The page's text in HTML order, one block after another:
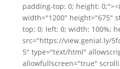
padding-top: 0; height:
width="1200" height="675"
top: 0; left: 0; width: 100%;
src="https://view.genial.ly/
5" type="text/html"
allowfullscreen="true"